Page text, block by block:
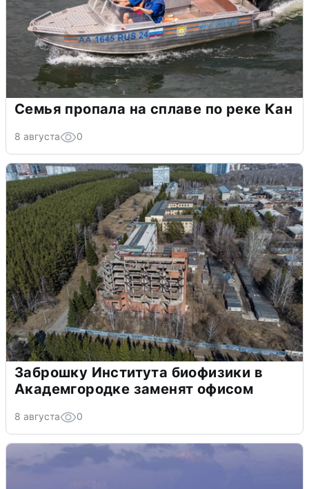
Семья пропала на сплаве по реке Кан
8 августа 0
Заброшку Института биофизики в
Академгородке заменят офисом
8 августа 0